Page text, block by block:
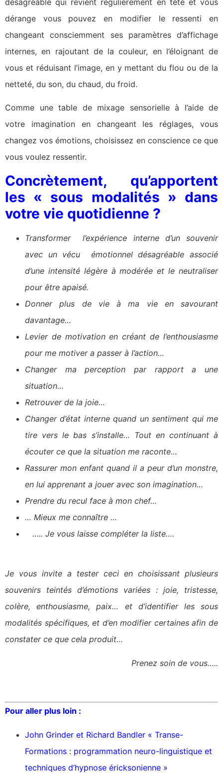
désagréable qui revient régulièrement en tête et vous
dérange vous pouvez en modifier le ressenti en
changeant consciemment ses paramètres d’affichage
internes, en rajoutant de la couleur, en l’éloignant de
vous et réduisant l’image, en y mettant du flou ou de la
netteté, du son, du chaud, du froid.
Comme une table de mixage sensorielle à l’aide de
votre imagination en changeant les réglages, vous
changez vos émotions, choisissez en conscience ce que
vous voulez ressentir.
Concrètement, qu’apportent
les « sous modalités » dans
votre vie quotidienne ?
Transformer l’expérience interne d’un souvenir
avec un vécu émotionnel désagréable associé
d’une intensité légère à modérée et le neutraliser
pour être apaisé.
Donner plus de vie à ma vie en savourant
davantage…
Levier de motivation en créant de l’enthousiasme
pour me motiver a passer à l’action…
Changer ma perception par rapport a une
situation…
Retrouver de la joie…
Changer d’état interne quand un sentiment qui me
tire vers le bas s’installe… Tout en continuant à
écouter ce que la situation me raconte…
Rassurer mon enfant quand il a peur d’un monstre,
en lui apprenant a jouer avec son imagination…
Prendre du recul face à mon chef…
… Mieux me connaître …
….. Je vous laisse compléter la liste….
Je vous invite a tester ceci en choisissant plusieurs
souvenirs teintés d’émotions variées : joie, tristesse,
colère, enthousiasme, paix… et d’identifier les sous
modalités spécifiques, et d’en modifier certaines afin de
constater ce que cela produit…
Prenez soin de vous…..
Pour aller plus loin :
John Grinder et Richard Bandler « Transe-
Formations : programmation neuro-linguistique et
techniques d’hypnose éricksonienne »